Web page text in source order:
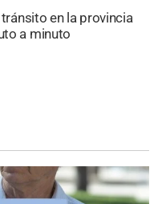
tránsito en la provincia
a minuto